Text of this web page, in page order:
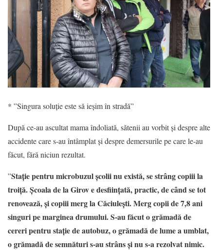
* ”Singura soluție este să ieșim în stradă”
După ce-au ascultat mama îndoliată, sătenii au vorbit și despre alte
accidente care s-au întâmplat și despre demersurile pe care le-au
făcut, fără niciun rezultat.
”Stație pentru microbuzul școlii nu există, se strâng copiii la
troiță. Școala de la Girov e desființată, practic, de când se tot
renovează, și copiii merg la Căciulești. Merg copii de 7,8 ani
singuri pe marginea drumului. S-au făcut o grămadă de
cereri pentru stație de autobuz, o grămadă de lume a umblat,
o grămadă de semnături s-au strâns și nu s-a rezolvat nimic.